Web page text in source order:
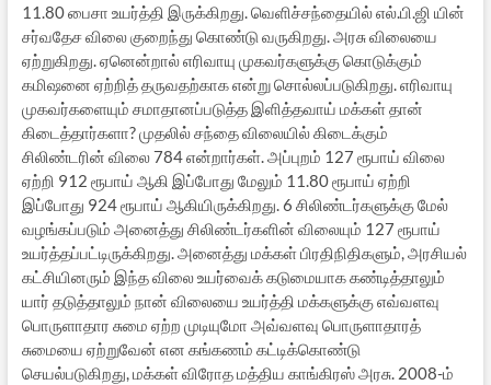
11.80 பைசா உயர்த்தி இருக்கிறது. வெளிச்சந்தையில் எல்.பி.ஜி யின்
சர்வதேச விலை குறைந்து கொண்டு வருகிறது. அரசு விலையை
ஏற்றுகிறது. ஏனென்றால் எரிவாயு முகவர்களுக்கு கொடுக்கும்
கமிஷனை ஏற்றித் தருவதற்காக என்று சொல்லப்படுகிறது. எரிவாயு
முகவர்களையும் சமாதானப்படுத்த இளித்தவாய் மக்கள் தான்
கிடைத்தார்களா? முதலில் சந்தை விலையில் கிடைக்கும்
சிலிண்டரின் விலை 784 என்றார்கள். அப்புறம் 127 ரூபாய் விலை
ஏற்றி 912 ரூபாய் ஆகி இப்போது மேலும் 11.80 ரூபாய் ஏற்றி
இப்போது 924 ரூபாய் ஆகியிருக்கிறது. 6 சிலிண்டர்களுக்கு மேல்
வழங்கப்படும் அனைத்து சிலிண்டர்களின் விலையும் 127 ரூபாய்
உயர்த்தப்பட்டிருக்கிறது. அனைத்து மக்கள் பிரதிநிதிகளும், அரசியல்
கட்சியினரும் இந்த விலை உயர்வைக் கடுமையாக கண்டித்தாலும்
யார் தடுத்தாலும் நான் விலையை உயர்த்தி மக்களுக்கு எவ்வளவு
பொருளாதார சுமை ஏற்ற முடியுமோ அவ்வளவு பொருளாதாரத்
சுமையை ஏற்றுவேன் என கங்கணம் கட்டிக்கொண்டு
செயல்படுகிறது, மக்கள் விரோத மத்திய காங்கிரஸ் அரசு. 2008-ம்